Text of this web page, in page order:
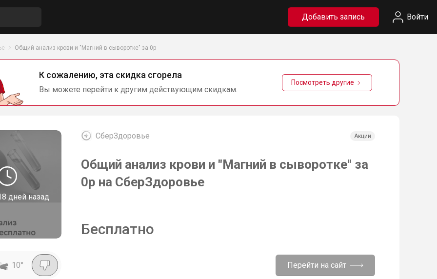
Добавить запись Войти
Общий анализ крови и "Магний в сыворотке" за 0р
К сожалению, эта скидка сгорела
Вы можете перейти к другим действующим скидкам.
Посмотреть другие
дней назад
СберЗдоровье Акции
Общий анализ крови и "Магний в сыворотке" за
0р на СберЗдоровье
Бесплатно
10° Перейти на сайт